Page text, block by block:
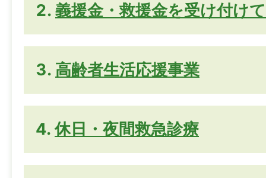
義援金・救援金を受け付け
高齢者生活応援事業
休日・夜間救急診療